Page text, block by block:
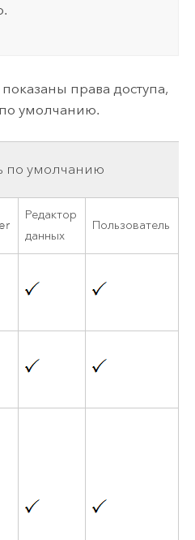
права доступа,
умолчанию.
по умолчанию
Редактор
данных
Пользователь